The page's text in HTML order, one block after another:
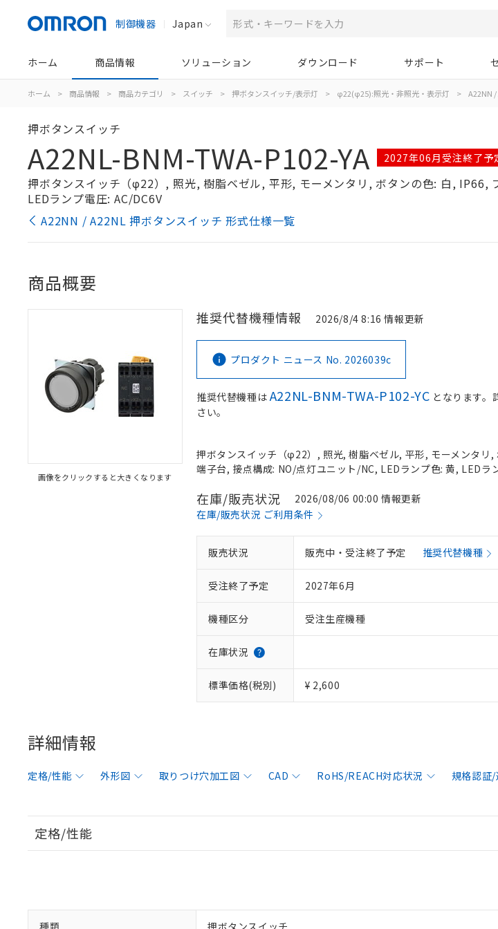
制御機器 Japan
ホーム 商品情報 ソリューション ダウンロード サポート
ホーム > 商品情報 > 商品カテゴリ > スイッチ > 押ボタンスイッチ/表示灯 > φ22(φ25):照光・非照光・表示灯 > A22NN /
押ボタンスイッチ
A22NL-BNM-TWA-P102-YA 2027年06月受注終了予
押ボタンスイッチ（φ22）, 照光, 樹脂ベゼル, 平形, モーメンタリ, ボタンの色: 白,
LEDランプ電圧: AC/DC6V
A22NN / A22NL 押ボタンスイッチ 形式仕様一覧
商品概要
画像をクリックすると大きくなります
推奨代替機種情報 2026/8/4 8:16 情報更新
プロダクト ニュース No. 2026039c
推奨代替機種はA22NL-BNM-TWA-P102-YC となります。
さい。
押ボタンスイッチ（φ22）, 照光, 樹脂ベゼル, 平形, モーメンタリ
端子台, 接点構成: NO/点灯ユニット/NC, LEDランプ色: 黄, LEDラ
在庫/販売状況
2026/08/06 00:00 情報更新
在庫/販売状況 ご利用条件
販売状況 販売中・受注終了予定 推奨代替機種
受注終了予定 2027年6月
機種区分 受注生産機種
在庫状況
標準価格(税別) ¥ 2,600
詳細情報
定格/性能 外形図 取りつけ穴加工図 CAD RoHS/REACH対応状況 規格認証/
定格/性能
種類 押ボタンスイッチ